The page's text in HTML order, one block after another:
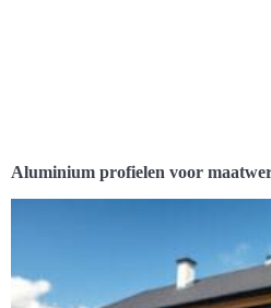
Aluminium profielen voor